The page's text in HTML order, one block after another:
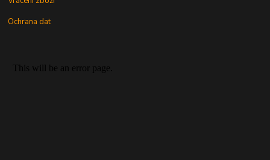
Ochrana dat